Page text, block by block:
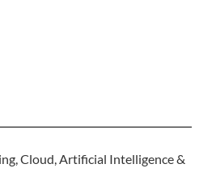
Cloud, Artificial Intelligence &